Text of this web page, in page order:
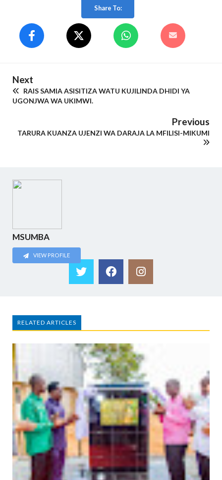
Share To:
Next
RAIS SAMIA ASISITIZA WATU KUJILINDA DHIDI YA
UGONJWA WA UKIMWI.
Previous
TARURA KUANZA UJENZI WA DARAJA LA MFILISI-MIKUMI
MSUMBA
VIEW PROFILE
RELATED ARTICLES